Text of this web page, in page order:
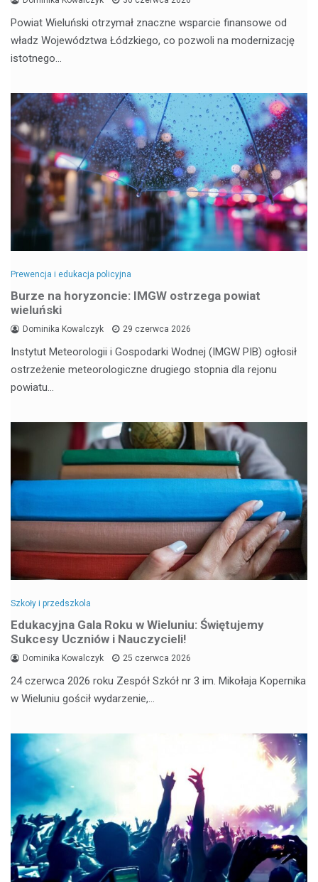
Powiat Wieluński otrzymał znaczne wsparcie finansowe od
władz Województwa Łódzkiego, co pozwoli na modernizację
istotnego…
Prewencja i edukacja policyjna
Burze na horyzoncie: IMGW ostrzega powiat
wieluński
Dominika Kowalczyk 29 czerwca 2026
Instytut Meteorologii i Gospodarki Wodnej (IMGW PIB) ogłosił
ostrzeżenie meteorologiczne drugiego stopnia dla rejonu
powiatu…
Szkoły i przedszkola
Edukacyjna Gala Roku w Wieluniu: Świętujemy
Sukcesy Uczniów i Nauczycieli!
Dominika Kowalczyk 25 czerwca 2026
24 czerwca 2026 roku Zespół Szkół nr 3 im. Mikołaja Kopernika
w Wieluniu gościł wydarzenie,…